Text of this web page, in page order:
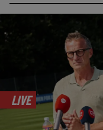
LIVE